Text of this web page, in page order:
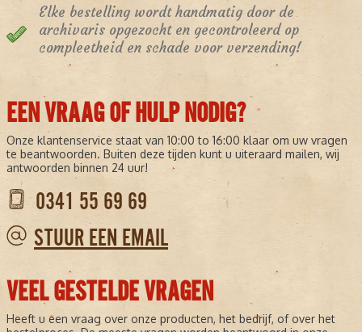
Elke bestelling wordt handmatig door de
archivaris opgezocht en gecontroleerd op
compleetheid en schade voor verzending!
EEN VRAAG OF HULP NODIG?
Onze klantenservice staat van 10:00 to 16:00 klaar om uw vragen
te beantwoorden. Buiten deze tijden kunt u uiteraard mailen, wij
antwoorden binnen 24 uur!
0341 55 69 69
STUUR EEN EMAIL
VEEL GESTELDE VRAGEN
Heeft u een vraag over onze producten, het bedrijf, of over het